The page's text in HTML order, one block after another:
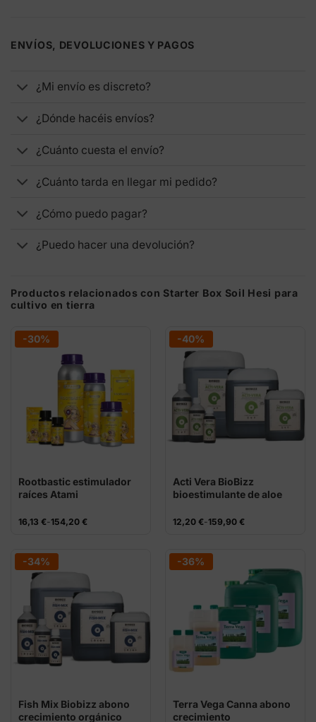
ENVÍOS, DEVOLUCIONES Y PAGOS
¿Mi envío es discreto?
¿Dónde hacéis envíos?
¿Cuánto cuesta el envío?
¿Cuánto tarda en llegar mi pedido?
¿Cómo puedo pagar?
¿Puedo hacer una devolución?
Productos relacionados con Starter Box Soil Hesi para
cultivo en tierra
-30%
Rootbastic estimulador
raíces Atami
16,13 €-154,20 €
Rango
16,13 €
hasta
154,20 €
-40%
Acti Vera BioBizz
bioestimulante de aloe
12,20 €-159,90 €
Rango
12,20 €
hasta
159,90 €
-34%
Fish Mix Biobizz abono
crecimiento orgánico
-36%
Terra Vega Canna abono
crecimiento